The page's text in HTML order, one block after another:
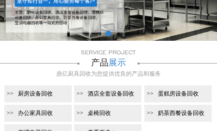
1
产品展示
鼎亿厨具回收为您提供优良的产品和服务
厨房设备回收 酒店全套设备回收 蛋糕房设备回收
办公家具回收 桌椅回收 奶茶西餐设备回收